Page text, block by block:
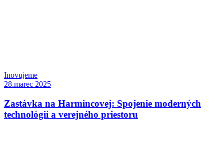
Inovujeme
28.marec 2025
Zastávka na Harmincovej: Spojenie moderných
technológií a verejného priestoru